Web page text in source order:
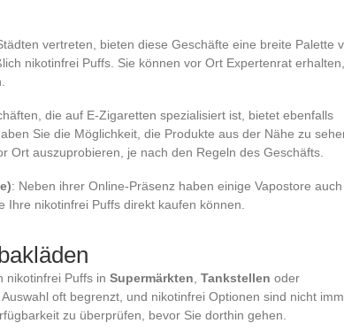
vertreten, bieten diese Geschäfte eine breite Palette
nikotinfrei Puffs. Sie können vor Ort Expertenrat erhalten,
die auf E-Zigaretten spezialisiert ist, bietet ebenfalls
Sie die Möglichkeit, die Produkte aus der Nähe zu
Ort auszuprobieren, je nach den Regeln des Geschäfts.
: Neben ihrer Online-Präsenz haben einige Vapostore auch
Ihre nikotinfrei Puffs direkt kaufen können.
nikotinfrei Puffs in Supermärkten Tankstellen oder
oft begrenzt, und nikotinfrei Optionen sind nicht
zu überprüfen, bevor Sie dorthin gehen.